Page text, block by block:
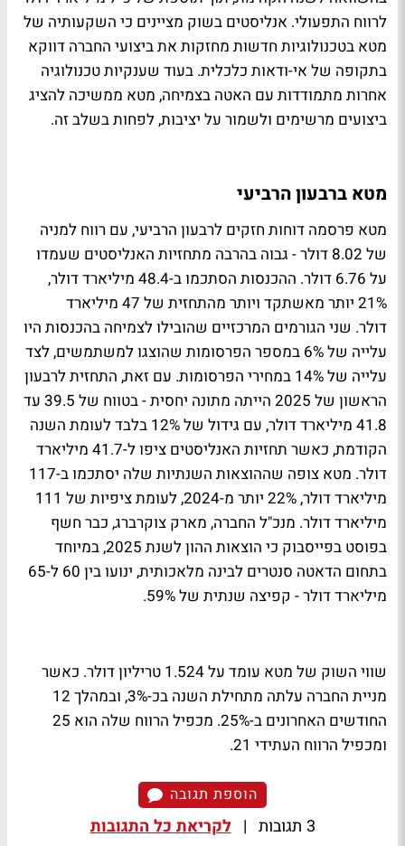
לרווח התפעולי. אנליסטים בשוק מציינים כי השקעותיה של
מטא בטכנולוגיות חדשות מחזקות את ביצועי החברה דווקא
בתקופה של אי-ודאות כלכלית. בעוד שענקיות טכנולוגיה
אחרות מתמודדות עם האטה בצמיחה, מטא ממשיכה להציג
ביצועים מרשימים ולשמור על יציבות, לפחות בשלב זה.
מטא ברבעון הרביעי
מטא פרסמה דוחות חזקים לרבעון הרביעי, עם רווח למניה
של 8.02 דולר - גבוה בהרבה מתחזיות האנליסטים שעמדו
על 6.76 דולר. ההכנסות הסתכמו ב-48.4 מיליארד דולר,
21% יותר מאשתקד ויותר מהתחזית של 47 מיליארד
דולר. שני הגורמים המרכזיים שהובילו לצמיחה בהכנסות היו
עלייה של 6% במספר הפרסומות שהוצגו למשתמשים, לצד
עלייה של 14% במחירי הפרסומות. עם זאת, התחזית לרבעון
הראשון של 2025 הייתה מתונה יחסית - בטווח של 39.5 עד
41.8 מיליארד דולר, עם גידול של 12% בלבד לעומת השנה
הקודמת, כאשר תחזיות האנליסטים ציפו ל-41.7 מיליארד
דולר. מטא צופה שההוצאות השנתיות שלה יסתכמו ב-117
מיליארד דולר, 22% יותר מ-2024, לעומת ציפיות של 111
מיליארד דולר. מנכ"ל החברה, מארק צוקרברג, כבר חשף
בפוסט בפייסבוק כי הוצאות ההון לשנת 2025, במיוחד
בתחום הדאטה סנטרים לבינה מלאכותית, ינועו בין 60 ל-65
מיליארד דולר - קפיצה שנתית של 59%.
שווי השוק של מטא עומד על 1.524 טריליון דולר. כאשר
מניית החברה עלתה מתחילת השנה בכ-3%, ובמהלך 12
החודשים האחרונים ב-25%. מכפיל הרווח שלה הוא 25
ומכפיל הרווח העתידי 21.
הוספת תגובה
3 תגובות | לקריאת כל התגובות